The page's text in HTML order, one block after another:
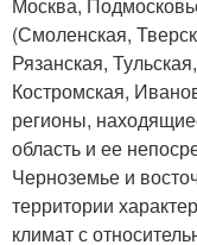
(Смоленская,
Рязанская,
Костромская,
регионы,
область и ее
Черноземье и
территории
климат с